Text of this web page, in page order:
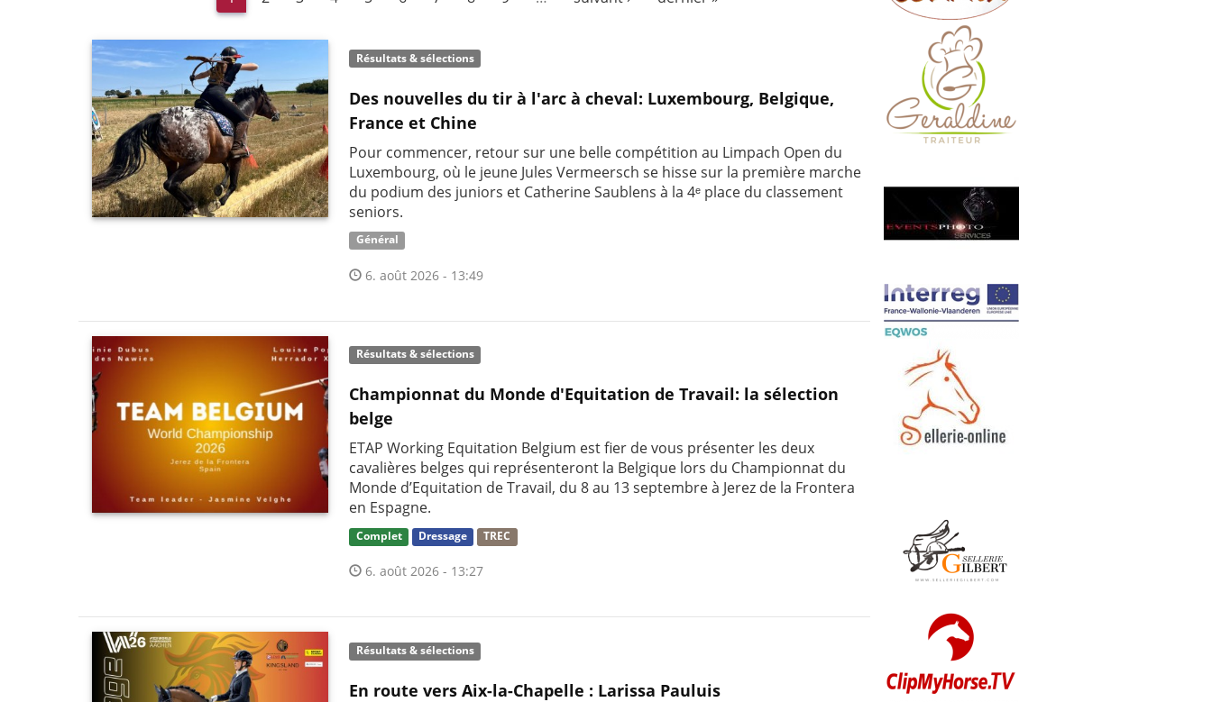
Résultats & sélections
Des nouvelles du tir à l'arc à cheval: Luxembourg, Belgique,
France et Chine
Pour commencer, retour sur une belle compétition au Limpach Open du
Luxembourg, où le jeune Jules Vermeersch se hisse sur la première marche
du podium des juniors et Catherine Saublens à la 4ᵉ place du classement
seniors.
Général
6. août 2026 - 13:49
Résultats & sélections
Championnat du Monde d'Equitation de Travail: la sélection
belge
ETAP Working Equitation Belgium est fier de vous présenter les deux
cavalières belges qui représenteront la Belgique lors du Championnat du
Monde d’Equitation de Travail, du 8 au 13 septembre à Jerez de la Frontera
en Espagne.
Complet Dressage TREC
6. août 2026 - 13:27
Résultats & sélections
En route vers Aix-la-Chapelle : Larissa Pauluis